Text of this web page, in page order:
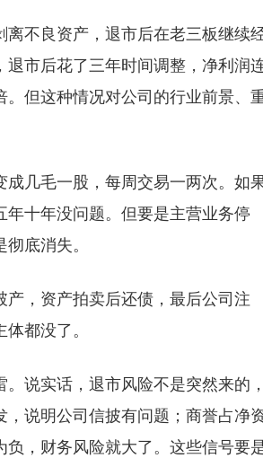
不良资产，退市后在老三板继续
市后花了三年时间调整，净利润
但这种情况对公司的行业前景、
几毛一股，每周交易一两次。如
十年没问题。但要是主营业务停
底消失。
，资产拍卖后还债，最后公司注
都没了。
说实话，退市风险不是突然来的，
说明公司信披有问题；商誉占净
，财务风险就大了。这些信号要